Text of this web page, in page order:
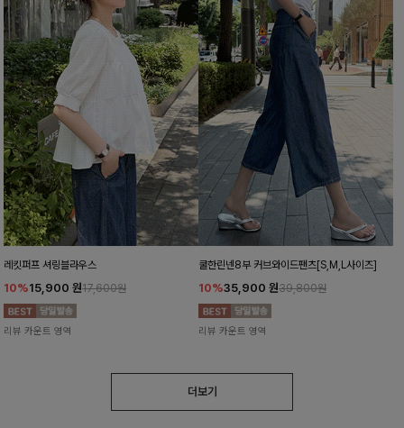
레킷퍼프 셔링블라우스
10%15,900 원17,600원
리뷰 카운트 영역
쿨한린넨8부 커브와이드팬츠[S,M,L사이즈]
10%35,900 원39,800원
리뷰 카운트 영역
더보기